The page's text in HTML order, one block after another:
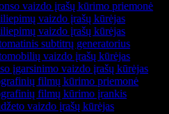
vaizdo įrašų kūrimo priemonė
vaizdo įrašų kūrėjas
vaizdo įrašų kūrėjas
subtitrų generatorius
vaizdo įrašų kūrėjas
įgarsinimo vaizdo įrašų kūrėjas
filmų kūrimo priemonė
filmų kūrimo įrankis
vaizdo įrašų kūrėjas